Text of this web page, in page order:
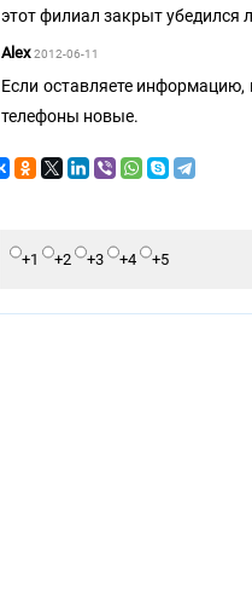
этот филиал закрыт убедился
Alex2012-06-11
Если оставляете
телефоны новые.
+1 +2 +3 +4 +5